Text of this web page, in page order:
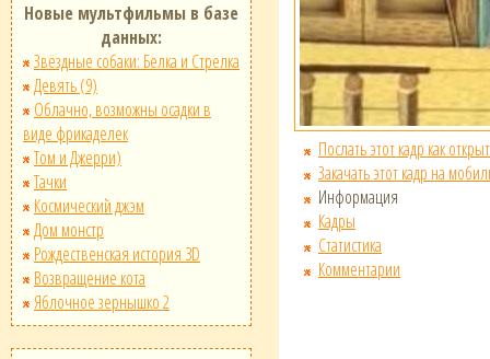
Новые мультфильмы в базе
данных:
Звёздные собаки: Белка и Стрелка
Девять (9)
Облачно, возможны осадки в
виде фрикаделек
Том и Джерри)
Тачки
Космический джэм
Дом монстр
Рождественская история 3D
Возвращение кота
Яблочное зернышко 2
Послать этот кадр как
Закачать этот кадр на
Информация
Кадры
Статистика
Комментарии